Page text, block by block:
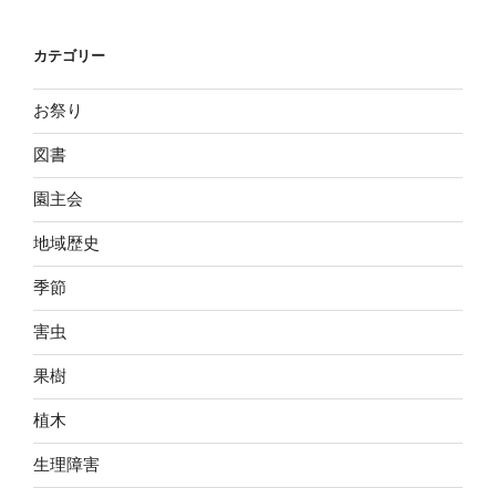
カテゴリー
お祭り
図書
園主会
地域歴史
季節
害虫
果樹
植木
生理障害